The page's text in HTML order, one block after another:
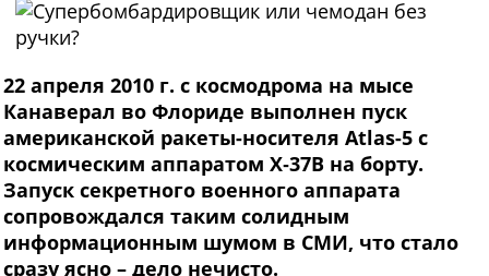
22 апреля 2010 г. с космодрома на мысе
Канаверал во Флориде выполнен пуск
американской ракеты-носителя Atlas-5 с
космическим аппаратом X‑37B на борту.
Запуск секретного военного аппарата
сопровождался таким солидным
информационным шумом в СМИ, что стало
сразу ясно – дело нечисто.